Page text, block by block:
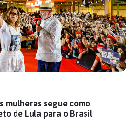
mulheres segue como
de Lula para o Brasil